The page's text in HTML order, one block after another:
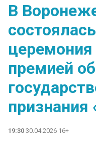
В
премией
19:30 30.04.2026 16+